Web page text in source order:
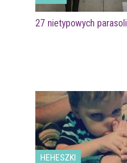
27 nietypowych parasoli
HEHESZKI